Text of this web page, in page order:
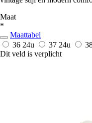
Maat
*
Maattabel
36 24u 37 24u
Dit veld is verplicht